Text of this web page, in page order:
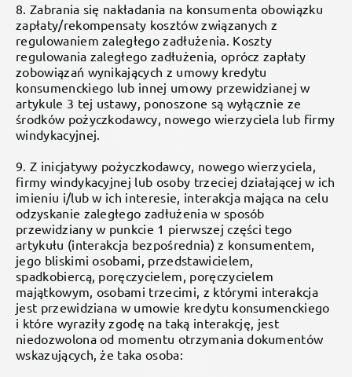
8. Zabrania się nakładania na konsumenta obowiązku
zapłaty/rekompensaty kosztów związanych z
regulowaniem zaległego zadłużenia. Koszty
regulowania zaległego zadłużenia, oprócz zapłaty
zobowiązań wynikających z umowy kredytu
konsumenckiego lub innej umowy przewidzianej w
artykule 3 tej ustawy, ponoszone są wyłącznie ze
środków pożyczkodawcy, nowego wierzyciela lub firmy
windykacyjnej.
9. Z inicjatywy pożyczkodawcy, nowego wierzyciela,
firmy windykacyjnej lub osoby trzeciej działającej w ich
imieniu i/lub w ich interesie, interakcja mająca na celu
odzyskanie zaległego zadłużenia w sposób
przewidziany w punkcie 1 pierwszej części tego
artykułu (interakcja bezpośrednia) z konsumentem,
jego bliskimi osobami, przedstawicielem,
spadkobiercą, poręczycielem, poręczycielem
majątkowym, osobami trzecimi, z którymi interakcja
jest przewidziana w umowie kredytu konsumenckiego
i które wyraziły zgodę na taką interakcję, jest
niedozwolona od momentu otrzymania dokumentów
wskazujących, że taka osoba: